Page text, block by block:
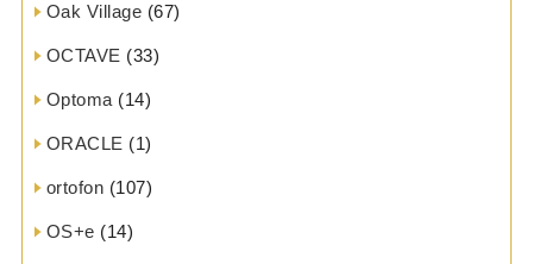
Oak Village (67)
OCTAVE (33)
Optoma(14)
ORACLE (1)
ortofon (107)
OS+e (14)